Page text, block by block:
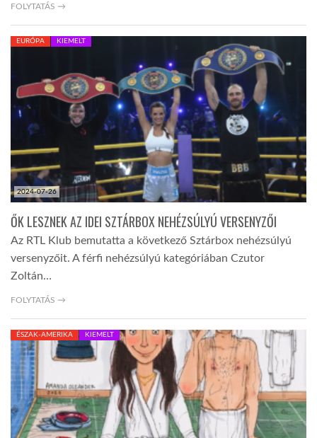
FOLYTATÁS →
2024-07-26
EURÓPA KIEMELT
ŐK LESZNEK AZ IDEI SZTÁRBOX NEHÉZSÚLYÚ VERSENYZŐI
Az RTL Klub bemutatta a következő Sztárbox nehézsúlyú
versenyzőit. A férfi nehézsúlyú kategóriában Czutor
Zoltán…
FOLYTATÁS →
ÉSZAK-AMERIKA KIEMELT